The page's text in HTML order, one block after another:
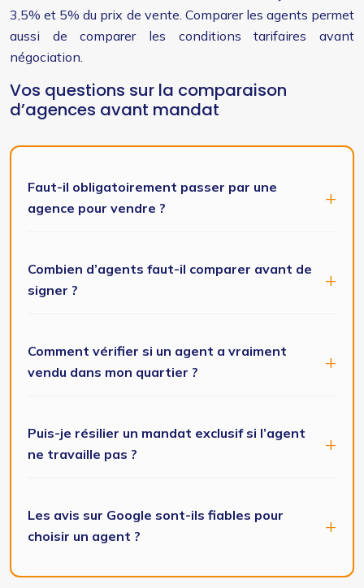
3,5% et 5% du prix de vente. Comparer les agents permet
aussi de comparer les conditions tarifaires avant
négociation.
Vos questions sur la comparaison
d’agences avant mandat
Faut-il obligatoirement passer par une
agence pour vendre ?
Combien d’agents faut-il comparer avant de
signer ?
Comment vérifier si un agent a vraiment
vendu dans mon quartier ?
Puis-je résilier un mandat exclusif si l’agent
ne travaille pas ?
Les avis sur Google sont-ils fiables pour
choisir un agent ?